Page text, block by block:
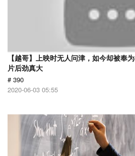
【越哥】上映时无人问津，如今却被奉
片后劲真大
# 390
2020-06-03 05:55